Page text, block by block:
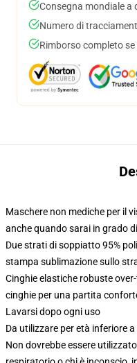
Consegna mondiale a
Numero di
Rimborso completo
Maschere non mediche per il
anche quando sarai in grado
Due strati di soppiatto 95%
stampa sublimazione sullo
Cinghie elastiche robuste
cinghie per una partita
Lavarsi dopo ogni uso
Da utilizzare per età inferiore
Non dovrebbe essere